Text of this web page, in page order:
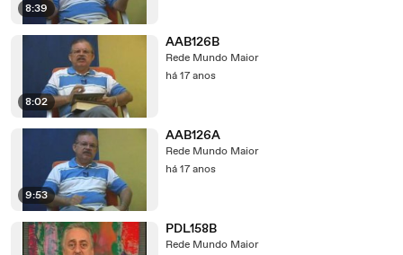
8:39
8:02
AAB126B
Rede Mundo Maior
há 17 anos
9:53
AAB126A
Rede Mundo Maior
há 17 anos
PDL158B
Rede Mundo Maior